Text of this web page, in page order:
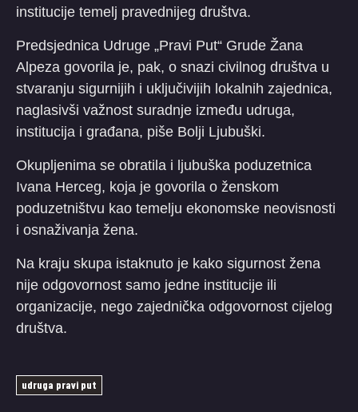
institucije temelj pravednijeg društva.
Predsjednica Udruge „Pravi Put“ Grude Žana
Alpeza govorila je, pak, o snazi civilnog društva u
stvaranju sigurnijih i uključivijih lokalnih zajednica,
naglasivši važnost suradnje između udruga,
institucija i građana, piše Bolji Ljubuški.
Okupljenima se obratila i ljubuška poduzetnica
Ivana Herceg, koja je govorila o ženskom
poduzetništvu kao temelju ekonomske neovisnosti
i osnaživanja žena.
Na kraju skupa istaknuto je kako sigurnost žena
nije odgovornost samo jedne institucije ili
organizacije, nego zajednička odgovornost cijelog
društva.
udruga pravi put